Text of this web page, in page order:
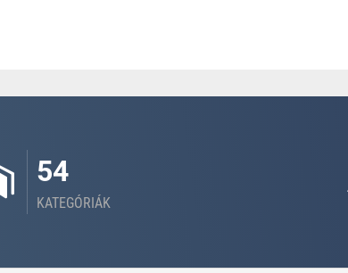
54
KATEGÓRIÁK